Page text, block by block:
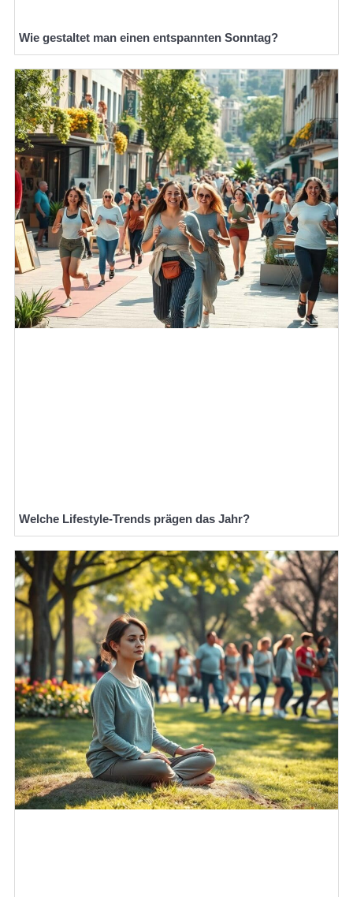
Wie gestaltet man einen entspannten Sonntag?
Welche Lifestyle-Trends prägen das Jahr?